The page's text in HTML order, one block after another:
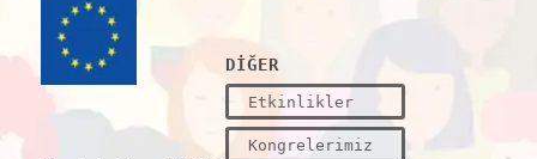
DİĞER
Etkinlikler
Kongrelerimiz